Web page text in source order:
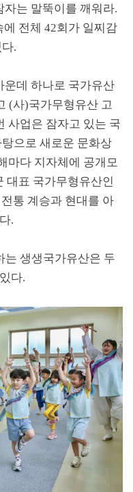
자는 말뚝이를 깨워라.
전체 42회가 일찌감
다.
운데 하나로 국가유산
(사)국가무형유산 고
사업은 잠자고 있는 국
으로 새로운 문화상
마다 지자체에 공개모
대표 국가무형유산인
전통 계승과 현대를 아
.
는 생생국가유산은 두
다.